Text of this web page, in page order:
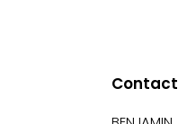
Contact